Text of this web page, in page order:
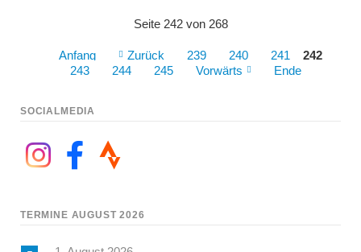
Seite 242 von 268
Anfang Zurück 239 240 241
242
243
244 245 Vorwärts Ende
SOCIALMEDIA
TERMINE AUGUST 2026